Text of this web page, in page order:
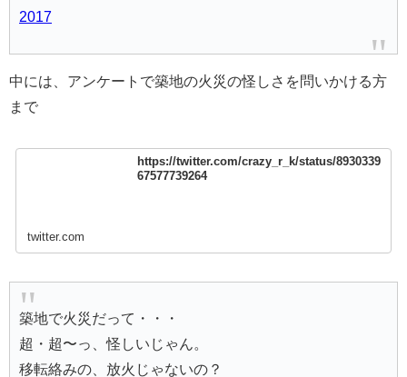
2017
中には、アンケートで築地の火災の怪しさを問いかける方
まで
https://twitter.com/crazy_r_k/status/8930339
67577739264
twitter.com
築地で火災だって・・・
超・超〜っ、怪しいじゃん。
移転絡みの、放火じゃないの？